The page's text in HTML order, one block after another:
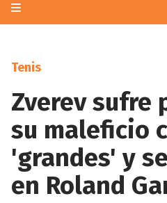
Tenis
Zverev sufre
su maleficio
'grandes' y
en Roland